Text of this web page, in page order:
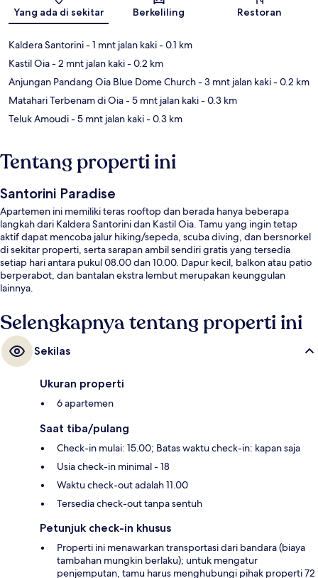
Peta
Yang ada di sekitar Berkeliling Restoran
Kaldera Santorini- 1 mnt jalan kaki- 0.1 km
Kastil Oia- 2 mnt jalan kaki- 0.2 km
Anjungan Pandang Oia Blue Dome Church- 3 mnt jalan kaki- 0.2 km
Matahari Terbenam di Oia- 5 mnt jalan kaki- 0.3 km
Teluk Amoudi- 5 mnt jalan kaki- 0.3 km
Tentang properti ini
Santorini Paradise
Apartemen ini memiliki teras rooftop dan berada hanya beberapa
langkah dari Kaldera Santorini dan Kastil Oia. Tamu yang ingin tetap
aktif dapat mencoba jalur hiking/sepeda, scuba diving, dan bersnorkel
di sekitar properti, serta sarapan ambil sendiri gratis yang tersedia
setiap hari antara pukul 08.00 dan 10.00. Dapur kecil, balkon atau patio
berperabot, dan bantalan ekstra lembut merupakan keunggulan
lainnya.
Selengkapnya tentang properti ini
Sekilas
Ukuran properti
6 apartemen
Saat tiba/pulang
Check-in mulai: 15.00; Batas waktu check-in: kapan saja
Usia check-in minimal - 18
Waktu check-out adalah 11.00
Tersedia check-out tanpa sentuh
Petunjuk check-in khusus
Properti ini menawarkan transportasi dari bandara (biaya
tambahan mungkin berlaku); untuk mengatur
penjemputan, tamu harus menghubungi pihak properti 72